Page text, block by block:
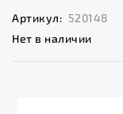
Артикул: 520148
Нет в наличии